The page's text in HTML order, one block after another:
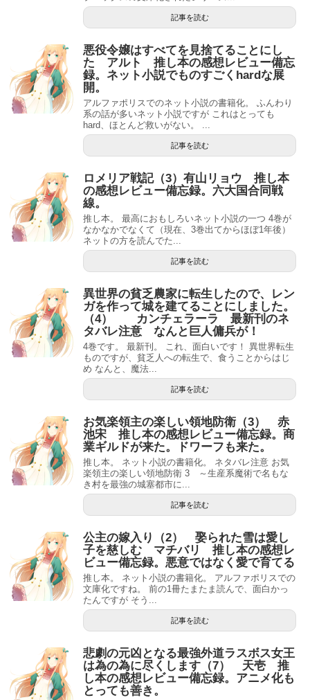
記事を読む
悪役令嬢はすべてを見捨てることにし
た アルト 推し本の感想レビュー備忘
録。ネット小説でものすごくhardな展
開。
アルファポリスでのネット小説の書籍化。 ふんわり
系の話が多いネット小説ですが これはとっても
hard、ほとんど救いがない。 ...
記事を読む
ロメリア戦記（3）有山リョウ 推し本
の感想レビュー備忘録。六大国合同戦
線。
推し本。 最高におもしろいネット小説の一つ 4巻が
なかなかでなくて（現在、3巻出てからほぼ1年後）
ネットの方を読んでた...
記事を読む
異世界の貧乏農家に転生したので、レン
ガを作って城を建てることにしました。
（4） カンチェラーラ 最新刊のネ
タバレ注意 なんと巨人傭兵が！
4巻です。 最新刊。 これ、面白いです！ 異世界転生
ものですが、貧乏人への転生で、食うことからはじ
め なんと、魔法...
記事を読む
お気楽領主の楽しい領地防衛（3） 赤
池宋 推し本の感想レビュー備忘録。商
業ギルドが来た。ドワーフも来た。
推し本。 ネット小説の書籍化。 ネタバレ注意 お気
楽領主の楽しい領地防衛 3 ～生産系魔術で名もな
き村を最強の城塞都市に...
記事を読む
公主の嫁入り（2） 娶られた雪は愛し
子を慈しむ マチバリ 推し本の感想レ
ビュー備忘録。悪意ではなく愛で育てる
推し本。 ネット小説の書籍化。 アルファポリスでの
文庫化ですね。 前の1冊たまたま読んで、面白かっ
たんですが そう...
記事を読む
悲劇の元凶となる最強外道ラスボス女王
は為の為に尽くします（7） 天壱 推
し本の感想レビュー備忘録。アニメ化も
とっても善き。